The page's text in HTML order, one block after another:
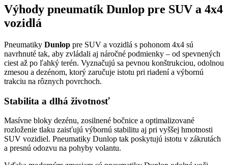
Výhody pneumatík Dunlop pre SUV a 4x4
vozidlá
Pneumatiky Dunlop pre SUV a vozidlá s pohonom 4x4 sú
navrhnuté tak, aby zvládali aj náročné podmienky – od spevnených
ciest až po ľahký terén. Vyznačujú sa pevnou konštrukciou, odolnou
zmesou a dezénom, ktorý zaručuje istotu pri riadení a výbornú
trakciu na rôznych povrchoch.
Stabilita a dlhá životnosť
Masívne bloky dezénu, zosilnené bočnice a optimalizované
rozloženie tlaku zaisťujú výbornú stabilitu aj pri vyššej hmotnosti
SUV vozidiel. Pneumatiky Dunlop tak poskytujú istotu v zákrutách
a presnú odozvu na pohyby volantu.